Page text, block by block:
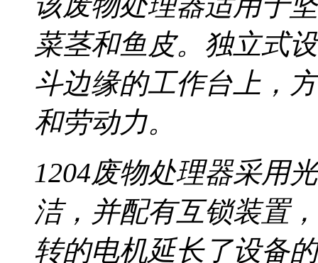
菜茎和鱼皮。独立式
斗边缘的工作台上，
和劳动力。
1204废物处理器采用
洁，并配有互锁装置
转的电机延长了设备